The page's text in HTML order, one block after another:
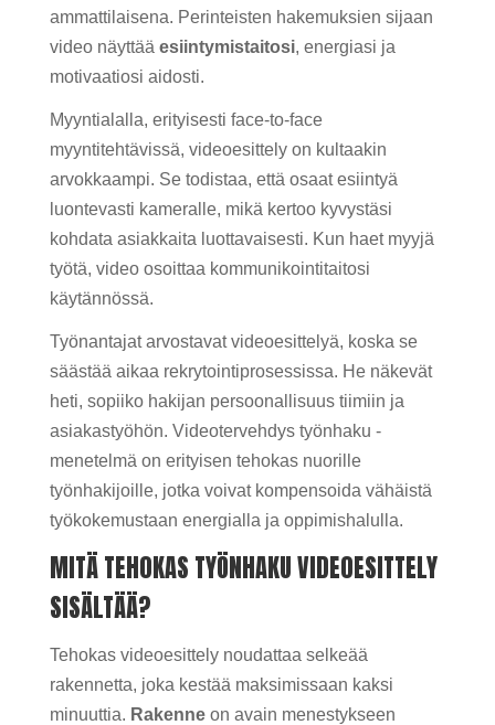
ammattilaisena. Perinteisten hakemuksien sijaan
video näyttää esiintymistaitosi, energiasi ja
motivaatiosi aidosti.
Myyntialalla, erityisesti face-to-face
myyntitehtävissä, videoesittely on kultaakin
arvokkaampi. Se todistaa, että osaat esiintyä
luontevasti kameralle, mikä kertoo kyvystäsi
kohdata asiakkaita luottavaisesti. Kun haet myyjä
työtä, video osoittaa kommunikointitaitosi
käytännössä.
Työnantajat arvostavat videoesittelyä, koska se
säästää aikaa rekrytointiprosessissa. He näkevät
heti, sopiiko hakijan persoonallisuus tiimiin ja
asiakastyöhön. Videotervehdys työnhaku -
menetelmä on erityisen tehokas nuorille
työnhakijoille, jotka voivat kompensoida vähäistä
työkokemustaan energialla ja oppimishalulla.
MITÄ TEHOKAS TYÖNHAKU VIDEOESITTELY
SISÄLTÄÄ?
Tehokas videoesittely noudattaa selkeää
rakennetta, joka kestää maksimissaan kaksi
minuuttia. Rakenneon avain menestykseen